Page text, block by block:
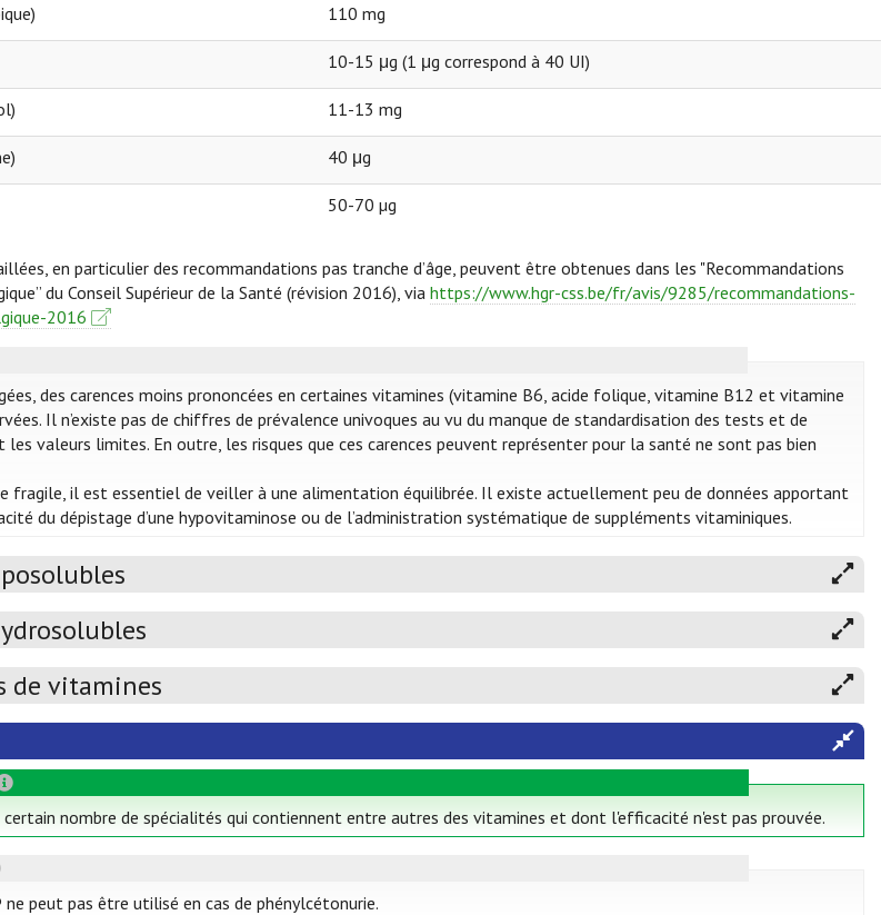
110 mg
10-15 μg (1 μg correspond à 40 UI)
11-13 mg
40 μg
50-70 µg
en particulier des recommandations pas tranche d’âge, peuvent être obtenues dans les "Recommandations
du Conseil Supérieur de la Santé (révision 2016), via https://www.hgr-css.be/fr/avis/9285/recommandations-
2016
des carences moins prononcées en certaines vitamines (vitamine B6, acide folique, vitamine B12 et vitamine
Il n’existe pas de chiffres de prévalence univoques au vu du manque de standardisation des tests et de
les valeurs limites. En outre, les risques que ces carences peuvent représenter pour la santé ne sont pas bien
fragile, il est essentiel de veiller à une alimentation équilibrée. Il existe actuellement peu de données apportant
du dépistage d’une hypovitaminose ou de l’administration systématique de suppléments vitaminiques.
de vitamines
nombre de spécialités qui contiennent entre autres des vitamines et dont l'efficacité n'est pas prouvée.
peut pas être utilisé en cas de phénylcétonurie.